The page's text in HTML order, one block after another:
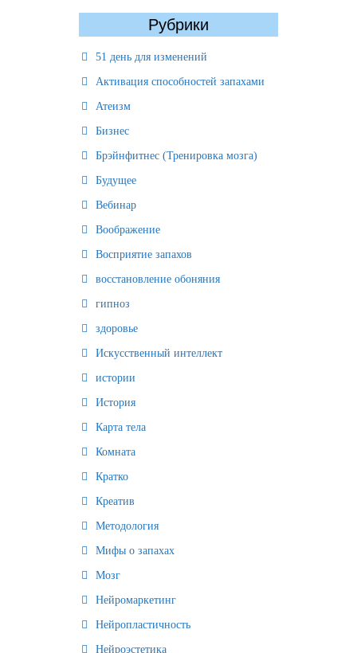
Рубрики
51 день для изменений
Активация способностей запахами
Атеизм
Бизнес
Брэйнфитнес (Тренировка мозга)
Будущее
Вебинар
Воображение
Восприятие запахов
восстановление обоняния
гипноз
здоровье
Искусственный интеллект
истории
История
Карта тела
Комната
Кратко
Креатив
Методология
Мифы о запахах
Мозг
Нейромаркетинг
Нейропластичность
Нейроэстетика